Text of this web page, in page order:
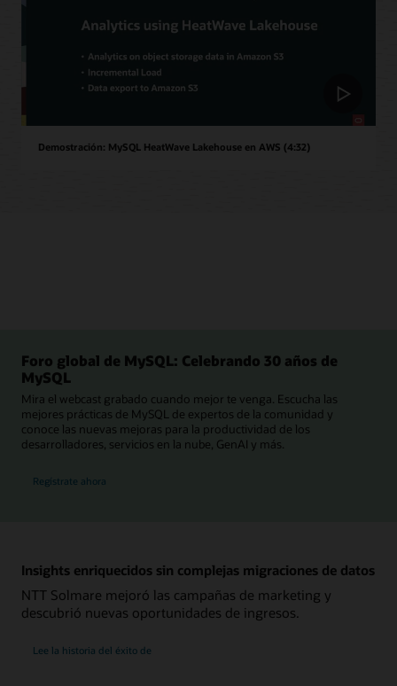
Demostración: MySQL HeatWave Lakehouse en AWS (4:32)
Foro global de MySQL: Celebrando 30 años de
MySQL
Mira el webcast grabado cuando mejor te venga. Escucha las
mejores prácticas de MySQL de expertos de la comunidad y
conoce las nuevas mejoras para la productividad de los
desarrolladores, servicios en la nube, GenAI y más.
Regístrate ahora
Insights enriquecidos sin complejas migraciones de datos
NTT Solmare mejoró las campañas de marketing y
descubrió nuevas oportunidades de ingresos.
Lee la historia del éxito de
Solmare